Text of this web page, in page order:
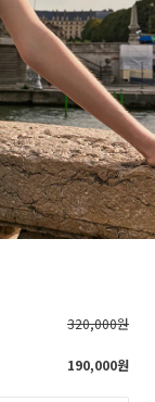
320,000원
190,000원